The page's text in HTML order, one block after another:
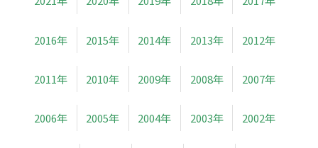
2016年 2015年 2014年 2013年 2012年
2011年 2010年 2009年 2008年 2007年
2006年 2005年 2004年 2003年 2002年